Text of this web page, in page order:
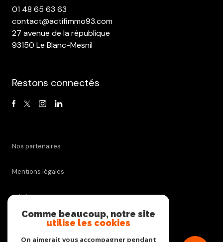
01 48 65 63 63
contact@actifimmo93.com
27 avenue de la république
93150 Le Blanc-Mesnil
Restons connectés
Nos partenaires
Mentions légales
Admin
Nos honoraires
Comme beaucoup, notre site
utilise les cookies
On aimerait vous accompagner pendant